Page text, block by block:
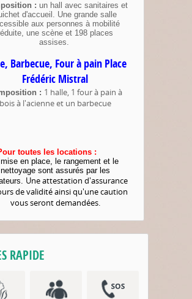
: un hall avec sanitaires et
d'accueil. Une grande salle
aux personnes à mobilité
une scène et 198 places
assises.
Barbecue, Four à pain Place
Frédéric Mistral
: 1 halle, 1 four à pain à
bois à l'acienne et un barbecue
toutes les locations :
mise en place, le rangement et le
nettoyage sont assurés par les
Une attestation d'assurance
de validité ainsi qu'une caution
vous seront demandées.
RAPIDE